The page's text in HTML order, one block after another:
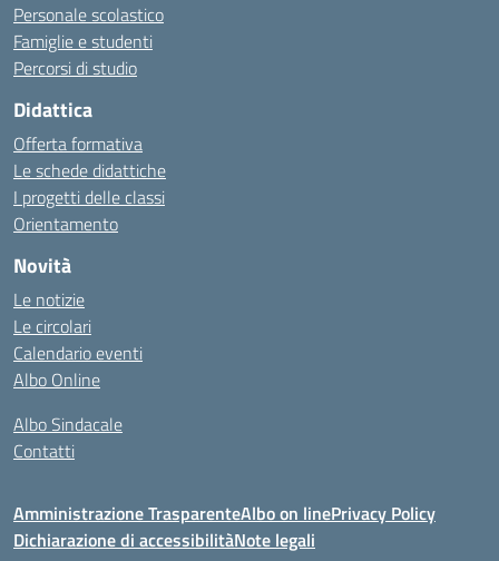
Personale scolastico
Famiglie e studenti
Percorsi di studio
Didattica
Offerta formativa
Le schede didattiche
I progetti delle classi
Orientamento
Novità
Le notizie
Le circolari
Calendario eventi
Albo Online
Albo Sindacale
Contatti
Amministrazione TrasparenteAlbo on linePrivacy Policy
Dichiarazione di accessibilitàNote legali